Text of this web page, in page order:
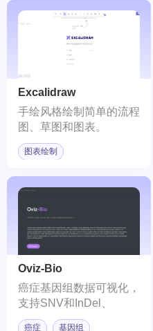
Excalidraw
手绘风格绘制简单的流程
图、草图和图表。
图表绘制
Oviz-Bio
癌症基因组数据可视化，
支持SNV和InDel、
CNV、SV分析。
癌症 基因组